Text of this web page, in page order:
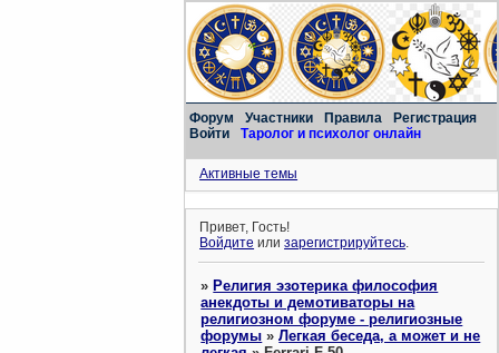
Форум Участники Правила
Регистрация
Войти
Таролог и психолог онлайн
Активные темы
Привет, Гость!
Войдите илизарегистрируйтесь.
»Религия эзотерика философия
анекдоты и демотиваторы на
религиозном форуме - религиозные
форумы »Легкая беседа, а может и не